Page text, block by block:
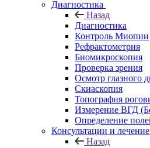
Диагностика
Назад
Диагностика
Контроль Миопии
Рефрактометрия
Биомикроскопия
Проверка зрения
Осмотр глазного
Скиаскопия
Топография
Измерение ВГД
Определение
Консультации и лечение
Назад